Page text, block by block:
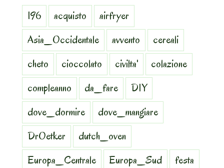
196 acquisto
airfryer
Asia_Occidentale
avvento
cereali
cheto
cioccolato civilta'
colazione
compleanno
da_fare
DIY
dove_dormire
dove_mangiare
DrOetker
dutch_oven
Europa_Centrale
Europa_Sud
festa